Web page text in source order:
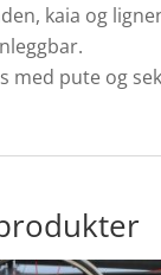
kaia og
med pute og